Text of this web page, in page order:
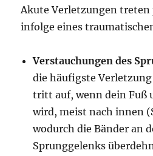
Akute Verletzungen
infolge eines
Verstauchungen des
die häufigste
tritt auf, wenn dein Fuß
wird, meist nach innen
wodurch die Bänder an
Sprunggelenks